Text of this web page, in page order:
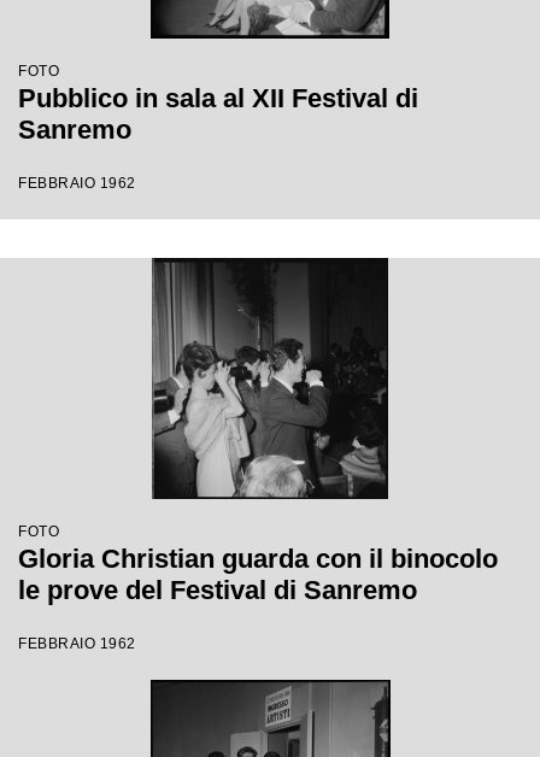
FOTO
Pubblico in sala al XII Festival di
Sanremo
FEBBRAIO 1962
FOTO
Gloria Christian guarda con il binocolo
le prove del Festival di Sanremo
FEBBRAIO 1962